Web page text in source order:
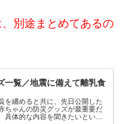
別途まとめてあるの
一覧／地震に備えて離乳食
を纏めると共に、先日公開した
ちゃんの防災グッズが最重要だ
具体的な内容を聞きたいという